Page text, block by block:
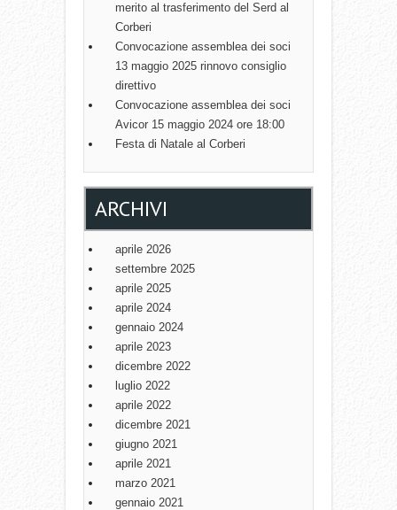
merito al trasferimento del Serd al
Corberi
Convocazione assemblea dei soci
13 maggio 2025 rinnovo consiglio
direttivo
Convocazione assemblea dei soci
Avicor 15 maggio 2024 ore 18:00
Festa di Natale al Corberi
ARCHIVI
aprile 2026
settembre 2025
aprile 2025
aprile 2024
gennaio 2024
aprile 2023
dicembre 2022
luglio 2022
aprile 2022
dicembre 2021
giugno 2021
aprile 2021
marzo 2021
gennaio 2021